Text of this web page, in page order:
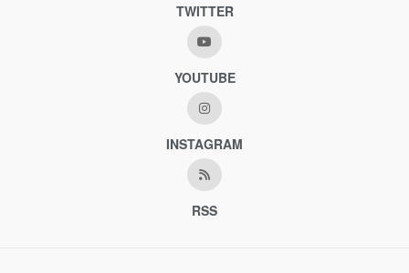
TWITTER
YOUTUBE
INSTAGRAM
RSS